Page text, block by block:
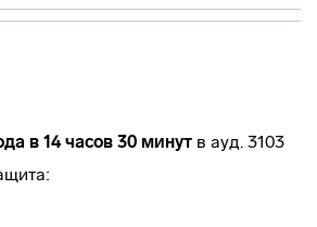
в 14 часов 30 минут в ауд. 3103